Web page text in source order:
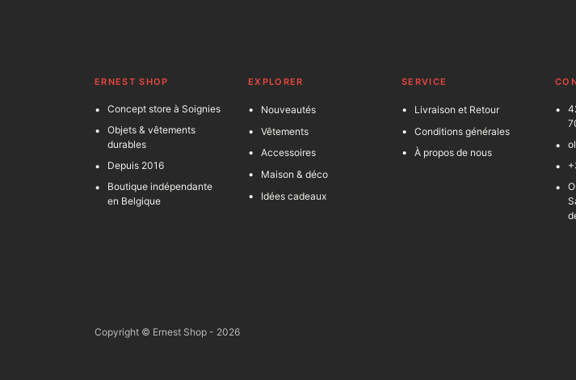
ERNEST SHOP
Concept store à Soignies
Objets & vêtements
durables
Depuis 2016
Boutique indépendante
en Belgique
EXPLORER
Nouveautés
Vêtements
Accessoires
Maison & déco
Idées cadeaux
SERVICE
Livraison et Retour
Conditions générales
À propos de nous
C
Copyright © Ernest Shop - 2026